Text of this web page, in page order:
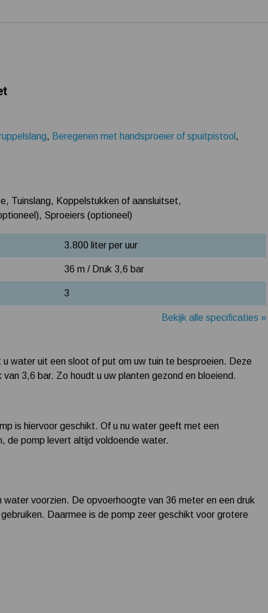
, Beregenen met handsproeier of spuitpistool ,
Tuinslang, Koppelstukken of aansluitset,
Sproeiers (optioneel)
3.800 liter per uur
36 m / Druk 3,6 bar
3
Bekijk alle specificaties »
water uit een sloot of put om uw tuin te besproeien. Deze
3,6 bar. Zo houdt u uw planten gezond en bloeiend.
is hiervoor geschikt. Of u nu water geeft met een
de pomp levert altijd voldoende water.
voorzien. De opvoerhoogte van 36 meter en een druk
Daarmee is de pomp zeer geschikt voor grotere